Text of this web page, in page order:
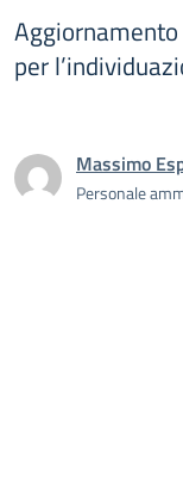
per
Massimo
Personale